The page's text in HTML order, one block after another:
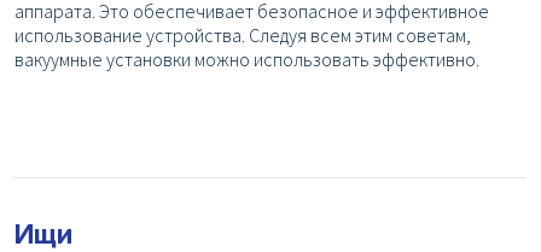
аппарата. Это обеспечивает безопасное и эффективное
использование устройства. Следуя всем этим советам,
вакуумные установки можно использовать эффективно.
Ищи